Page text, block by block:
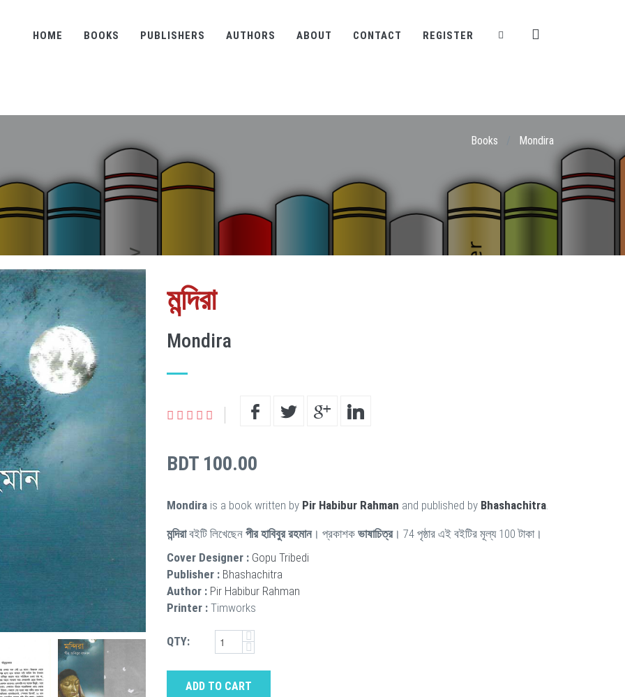
HOME BOOKS PUBLISHERS AUTHORS ABOUT CONTACT REGISTER
Books Mondira
মন্দিরা
Mondira
BDT 100.00
Mondira is a book written by Pir Habibur Rahman and published by Bhashachitra.
মন্দিরাবইটি লিখেছেন পীর হাবিবুর রহমান। প্রকাশক ভাষাচিত্র। 74 পৃষ্ঠার এই বইটির মূল্য 100 টাকা।
Cover Designer : Gopu Tribedi
Publisher : Bhashachitra
Author : Pir Habibur Rahman
Printer : Timworks
QTY:
ADD TO CART